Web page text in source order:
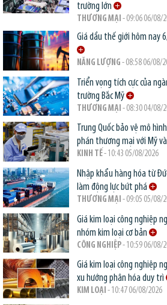
trường lớn
THƯƠNG MẠI - 09:06 06/08/
Giá dầu thế giới hôm nay
NĂNG LƯỢNG - 08:58 06/08/
Triển vọng tích cực của
trường Bắc Mỹ
THƯƠNG MẠI - 08:30 04/08/
Trung Quốc bảo vệ mô
phán thương mại với Mỹ và
KINH TẾ- 10:43 05/08/2026
Nhập khẩu hàng hóa từ
làm động lực bứt phá
THƯƠNG MẠI - 09:05 05/08/
Giá kim loại công nghiệp
nhóm kim loại cơ bản
CÔNG NGHIỆP- 10:59 06/08/
Giá kim loại công nghiệp
xu hướng phân hóa duy trì
KIM LOẠI - 10:47 06/08/2026